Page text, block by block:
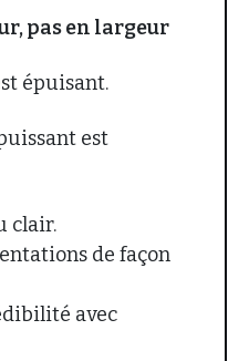
pas en largeur
épuisant.
est
clair.
de façon
avec